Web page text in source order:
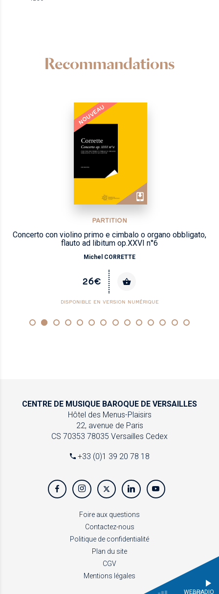
Recommandations
NOUVEAU
PARTITION
Concerto con violino primo e cimbalo o organo obbligato,
flauto ad libitum op.XXVI n°6
Michel CORRETTE
26€
DISPONIBLE EN VERSION NUMÉRIQUE
CENTRE DE MUSIQUE BAROQUE DE VERSAILLES
Hôtel des Menus-Plaisirs
22, avenue de Paris
CS 70353 78035 Versailles Cedex
+33 (0)1 39 20 78 18
Foire aux questions
Contactez-nous
Politique de confidentialité
Plan du site
CGV
Mentions légales
WEBRADIO